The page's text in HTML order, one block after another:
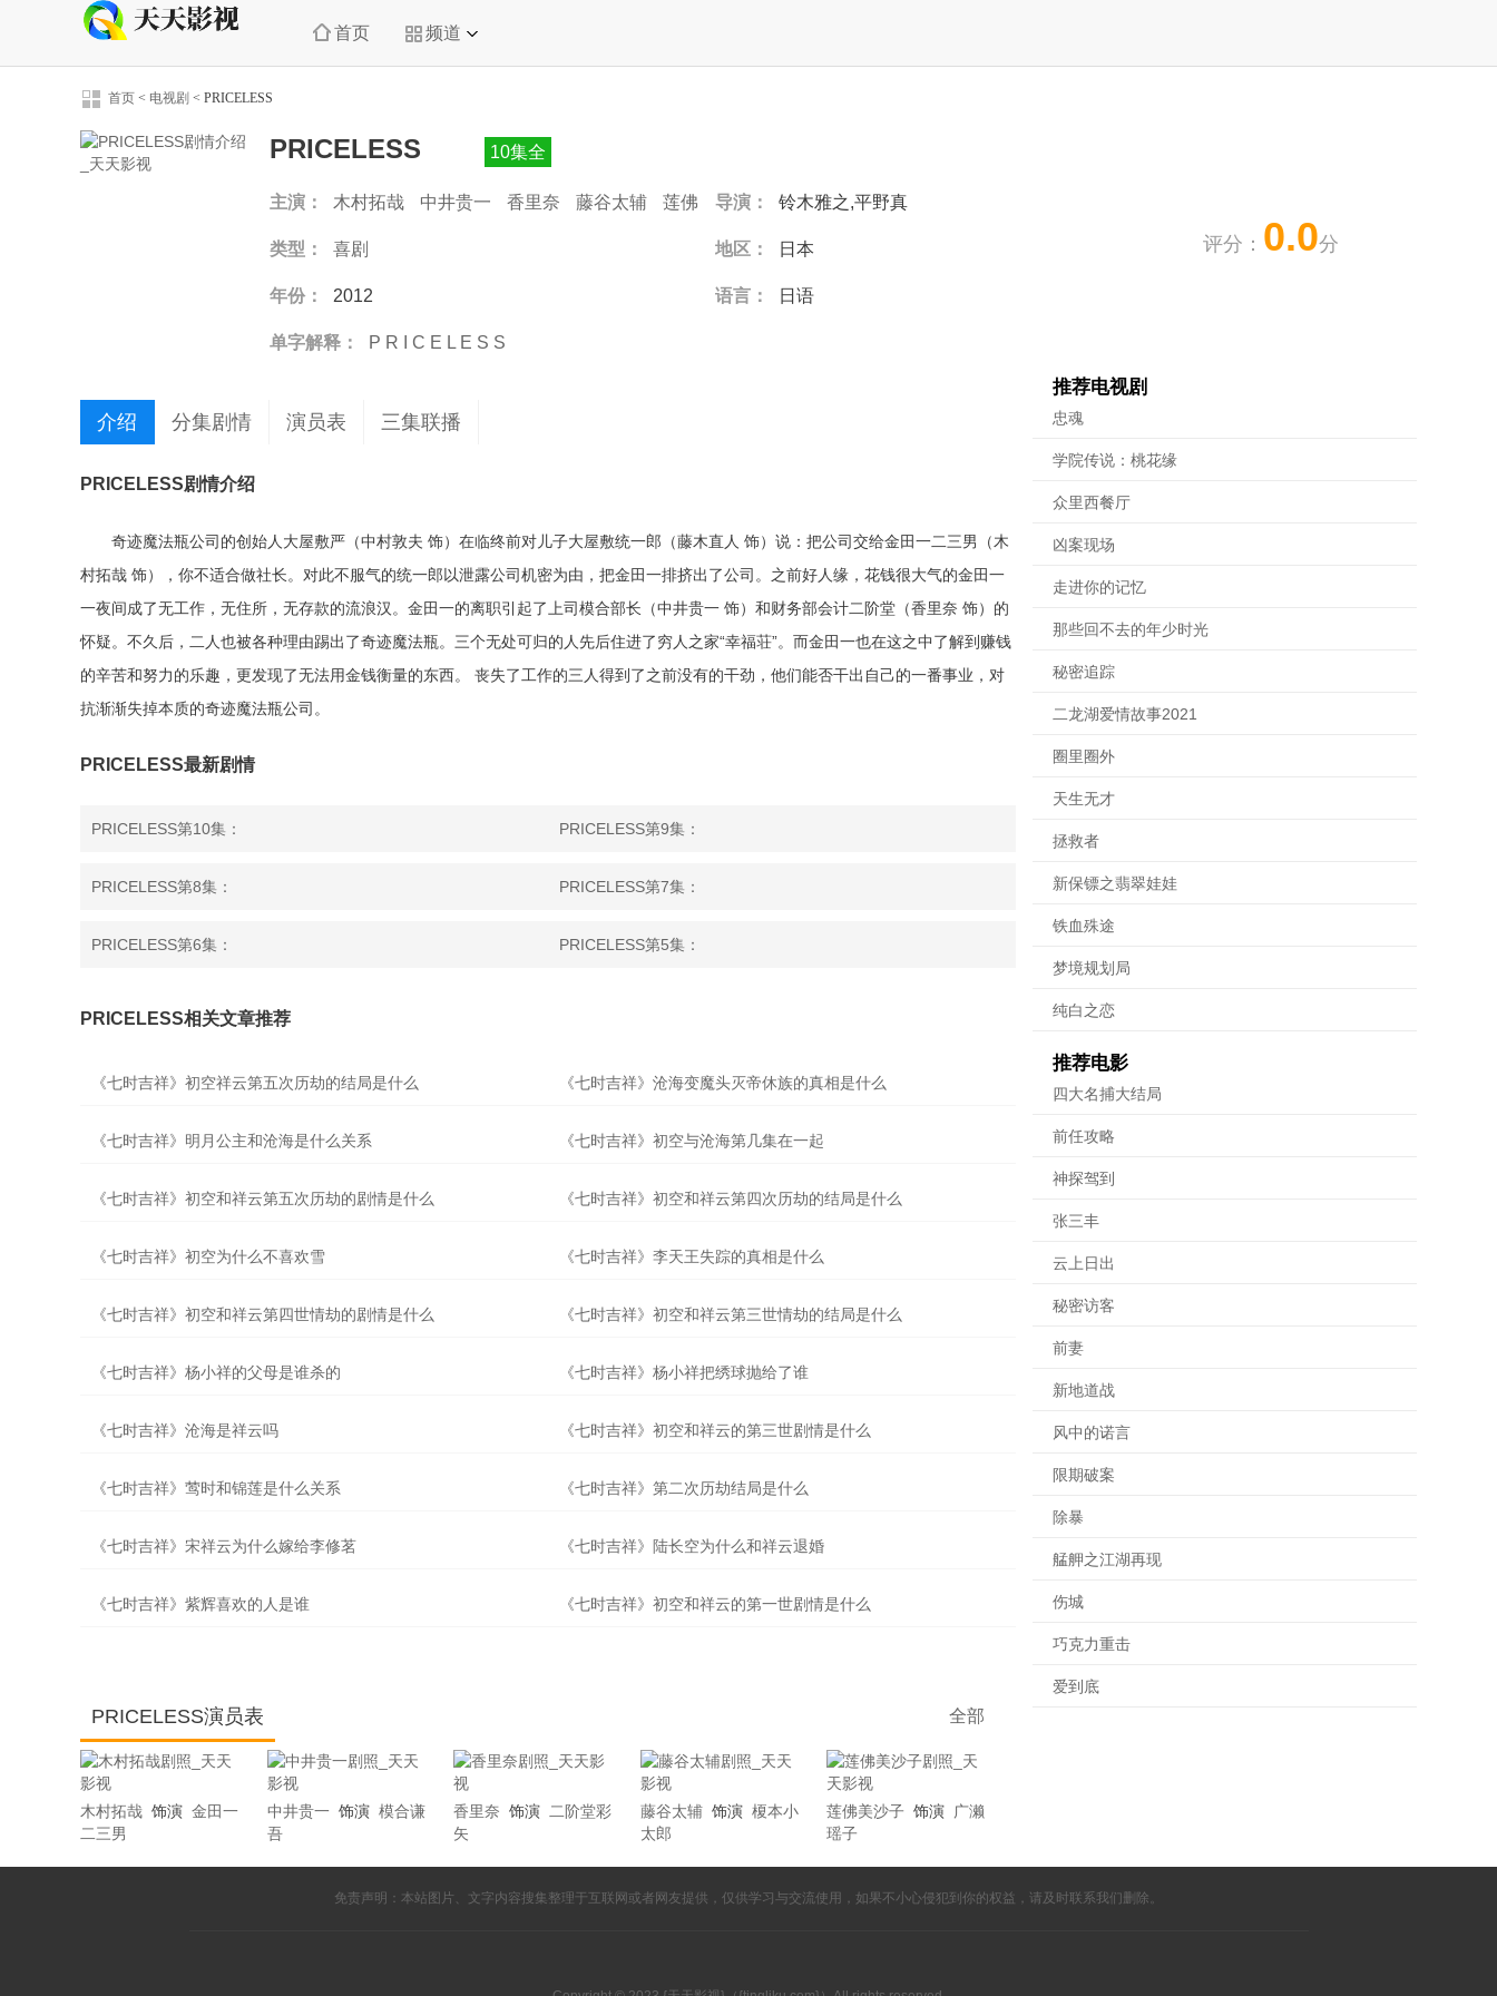
首页 频道
首页 < 电视剧 < PRICELESS
评分： 0.0分
PRICELESS 10集全
主演： 木村拓哉 中井贵一 香里奈 藤谷太辅
莲佛
导演： 铃木雅之,平野真
类型： 喜剧 地区： 日本
年份： 2012 语言： 日语
单字解释： P R C E L E S S
介绍 分集剧情 演员表 三集联播
PRICELESS剧情介绍
奇迹魔法瓶公司的创始人大屋敷严（中村敦夫 饰）在临终前对儿子大屋敷统一郎（藤木直人 饰）说：把公司交给金田一二三男（木
村拓哉 饰），你不适合做社长。对此不服气的统一郎以泄露公司机密为由，把金田一排挤出了公司。之前好人缘，花钱很大气的金田一
一夜间成了无工作，无住所，无存款的流浪汉。金田一的离职引起了上司模合部长（中井贵一 饰）和财务部会计二阶堂（香里奈 饰）的
怀疑。不久后，二人也被各种理由踢出了奇迹魔法瓶。三个无处可归的人先后住进了穷人之家“幸福荘”。而金田一也在这之中了解到赚钱
的辛苦和努力的乐趣，更发现了无法用金钱衡量的东西。 丧失了工作的三人得到了之前没有的干劲，他们能否干出自己的一番事业，对
抗渐渐失掉本质的奇迹魔法瓶公司。
PRICELESS最新剧情
PRICELESS第10集： PRICELESS第9集：
PRICELESS第8集： PRICELESS第7集：
PRICELESS第6集： PRICELESS第5集：
PRICELESS相关文章推荐
《七时吉祥》初空祥云第五次历劫的结局是什么 《七时吉祥》沧海变魔头灭帝休族的真相是什么
《七时吉祥》明月公主和沧海是什么关系 《七时吉祥》初空与沧海第几集在一起
《七时吉祥》初空和祥云第五次历劫的剧情是什么 《七时吉祥》初空和祥云第四次历劫的结局是什么
《七时吉祥》初空为什么不喜欢雪 《七时吉祥》李天王失踪的真相是什么
《七时吉祥》初空和祥云第四世情劫的剧情是什么 《七时吉祥》初空和祥云第三世情劫的结局是什么
《七时吉祥》杨小祥的父母是谁杀的 《七时吉祥》杨小祥把绣球抛给了谁
《七时吉祥》沧海是祥云吗 《七时吉祥》初空和祥云的第三世剧情是什么
《七时吉祥》莺时和锦莲是什么关系 《七时吉祥》第二次历劫结局是什么
《七时吉祥》宋祥云为什么嫁给李修茗 《七时吉祥》陆长空为什么和祥云退婚
《七时吉祥》紫辉喜欢的人是谁 《七时吉祥》初空和祥云的第一世剧情是什么
PRICELESS演员表 全部
木村拓哉 饰演 金田一
二三男
中井贵一饰演 模合谦
吾
香里奈 饰演
二阶堂彩
矢
藤谷太辅饰演 榎本小
太郎
莲佛美沙子 饰演
广濑
瑶子
推荐电视剧
忠魂
学院传说：桃花缘
众里西餐厅
凶案现场
走进你的记忆
那些回不去的年少时光
秘密追踪
二龙湖爱情故事2021
圈里圈外
天生无才
拯救者
新保镖之翡翠娃娃
铁血殊途
梦境规划局
纯白之恋
推荐电影
四大名捕大结局
前任攻略
神探驾到
张三丰
云上日出
秘密访客
前妻
新地道战
风中的诺言
限期破案
除暴
艋舺之江湖再现
伤城
巧克力重击
爱到底
免责声明：本站图片、文字内容搜集整理于互联网或者网友提供，仅供学习与交流使用，如果不小心侵犯到你的权益，请及时联系我们删除。